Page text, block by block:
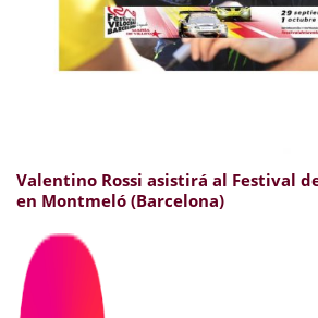
Valentino Rossi asistirá al Festival
en Montmeló (Barcelona)